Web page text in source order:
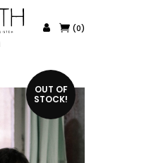
(0)
OUT OF
STOCK!